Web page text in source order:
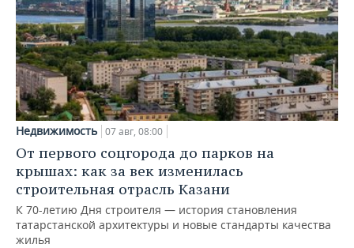
Недвижимость 07 авг, 08:00
От первого соцгорода до парков на
крышах: как за век изменилась
строительная отрасль Казани
К 70-летию Дня строителя — история становления
татарстанской архитектуры и новые стандарты качества
жилья